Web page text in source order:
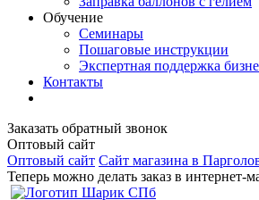
Обучение
Семинары
Пошаговые инструкции
Экспертная поддержка
Контакты
Заказать обратный звонок
Оптовый сайт
Оптовый сайт Сайт магазина в
Теперь можно делать заказ в интернет-